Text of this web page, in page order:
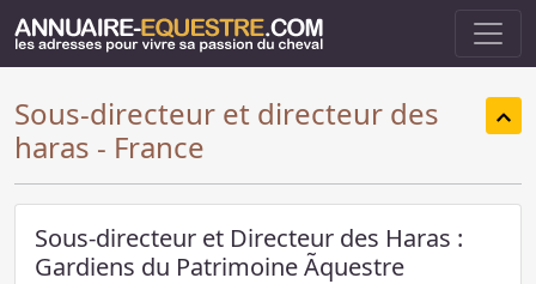
Sous-directeur et directeur des
haras - France
Sous-directeur et Directeur des Haras :
Gardiens du Patrimoine Ãquestre